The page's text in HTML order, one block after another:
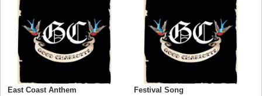
East Coast Anthem Festival Song